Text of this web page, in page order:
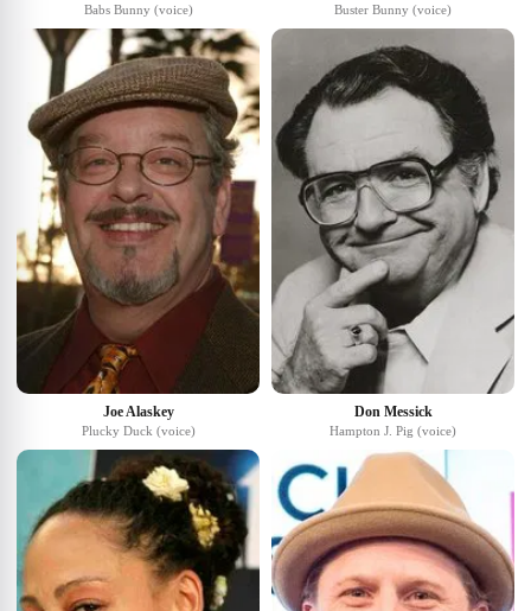
Babs Bunny (voice) Buster Bunny (voice)
Joe Alaskey
Plucky Duck (voice)
Don Messick
Hampton J. Pig (voice)